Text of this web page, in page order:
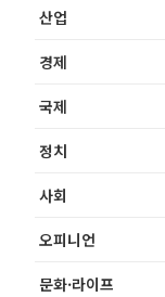
산업
경제
국제
정치
사회
오피니언
문화·라이프